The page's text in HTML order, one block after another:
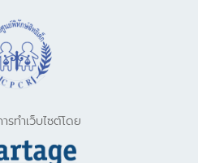
ทำเว็บไซต์โดย